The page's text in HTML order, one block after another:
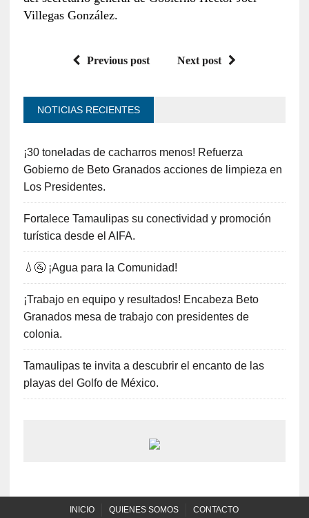
Villegas González.
Previous post Next post
NOTICIAS RECIENTES
¡30 toneladas de cacharros menos! Refuerza
Gobierno de Beto Granados acciones de limpieza en
Los Presidentes.
Fortalece Tamaulipas su conectividad y promoción
turística desde el AIFA.
💧🚰 ¡Agua para la Comunidad!
¡Trabajo en equipo y resultados! Encabeza Beto
Granados mesa de trabajo con presidentes de
colonia.
Tamaulipas te invita a descubrir el encanto de las
playas del Golfo de México.
INICIO QUIENES SOMOS CONTACTO